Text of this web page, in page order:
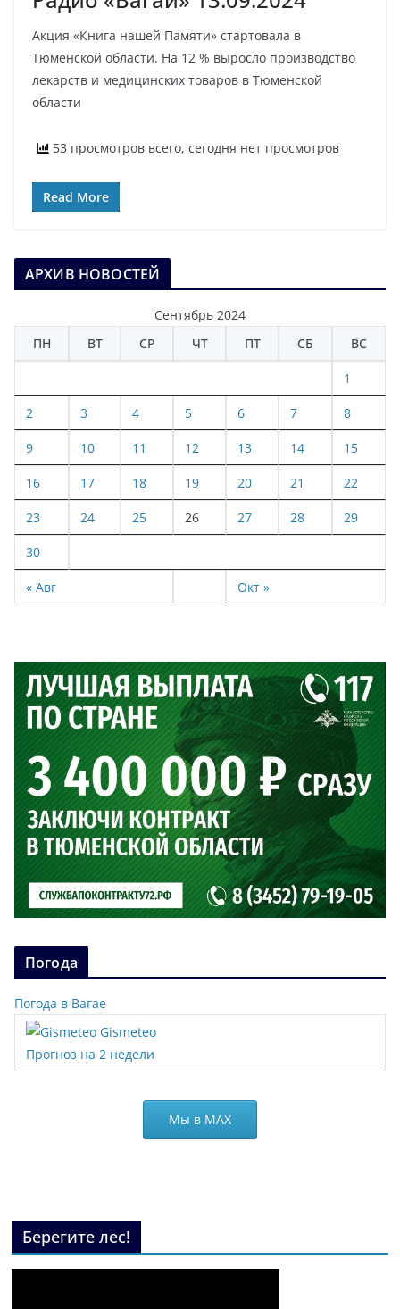
Акция «Книга нашей Памяти» стартовала в
Тюменской области. На 12 % выросло производство
лекарств и медицинских товаров в Тюменской
области
53 просмотров всего, сегодня нет просмотров
Read More
АРХИВ НОВОСТЕЙ
Сентябрь 2024
ПН
ВТ СР ЧТ ПТ СБ ВС
« Авг Окт »
1
2 3 4 5 6 7 8
9 10 11 12 13 14 15
16 17 18 19 20 21 22
23 24 25 26 27 28 29
30
Погода
Погода в Вагае
Gismeteo
Прогноз на 2 недели
Мы в МАХ
Берегите лес!